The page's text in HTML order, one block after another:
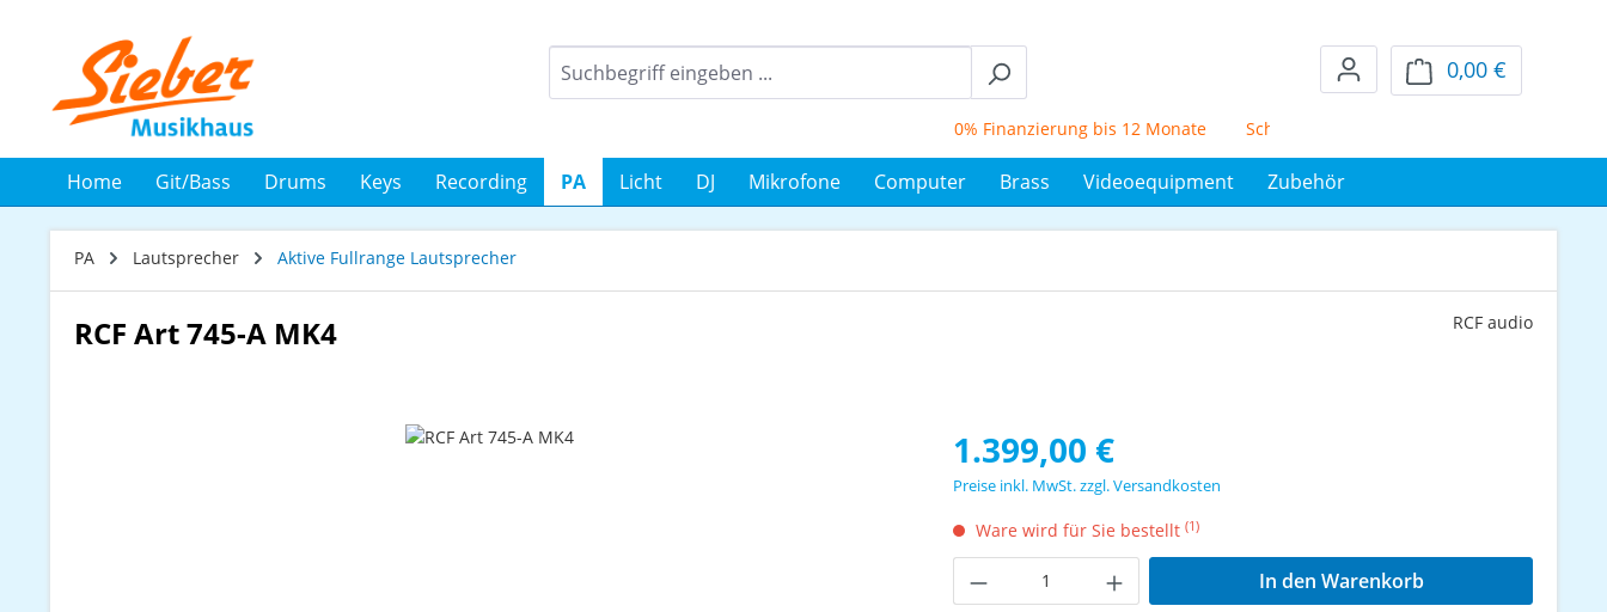
0% Finanzierung bis 12 Monate Schufafreier Mietkauf über 72 Monate
0,00 €
Home Git/Bass Drums Keys Recording PA Licht DJ Mikrofone Computer Brass Videoequipment Zubehör
PA Lautsprecher Aktive Fullrange Lautsprecher
RCF Art 745-A MK4 RCF audio
Regulärer Preis:
1.399,00 €
Preise inkl. MwSt. zzgl. Versandkosten
Ware wird für Sie bestellt (1)
Produkt Anzahl: Gib den gewünschten Wert
In den Warenkorb